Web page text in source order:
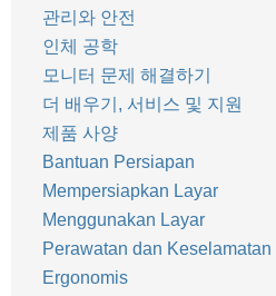
관리와 안전
인체 공학
모니터 문제 해결하기
더 배우기, 서비스 및 지원
제품 사양
Bantuan Persiapan
Mempersiapkan Layar
Menggunakan Layar
Perawatan dan Keselamatan
Ergonomis